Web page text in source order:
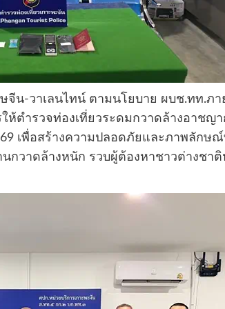
น-วาเลนไทน์ ตามนโยบาย ผบช.ทท.ภา
ห้ตำรวจท่องเที่ยวระดมกวาดล้างอาชญ
เพื่อสร้างความปลอดภัยและภาพลักษ
นกวาดล้างหนัก รวบผู้ต้องหาชาวต่างชา